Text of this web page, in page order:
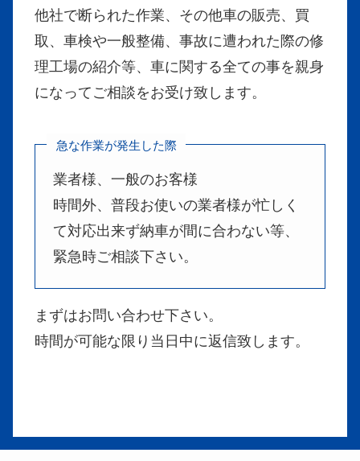
他社で断られた作業、その他車の販売、買
取、車検や一般整備、事故に遭われた際の修
理工場の紹介等、車に関する全ての事を親身
になってご相談をお受け致します。
急な作業が発生した際
業者様、一般のお客様
時間外、普段お使いの業者様が忙しく
て対応出来ず納車が間に合わない等、
緊急時ご相談下さい。
まずはお問い合わせ下さい。
時間が可能な限り当日中に返信致します。